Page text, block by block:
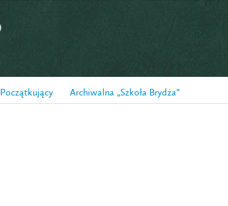
Początkujący Archiwalna „Szkoła Brydża”